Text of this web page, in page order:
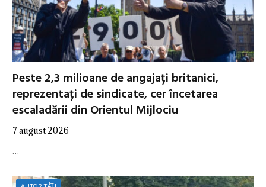
Peste 2,3 milioane de angajați britanici,
reprezentați de sindicate, cer încetarea
escaladării din Orientul Mijlociu
7 august 2026
…